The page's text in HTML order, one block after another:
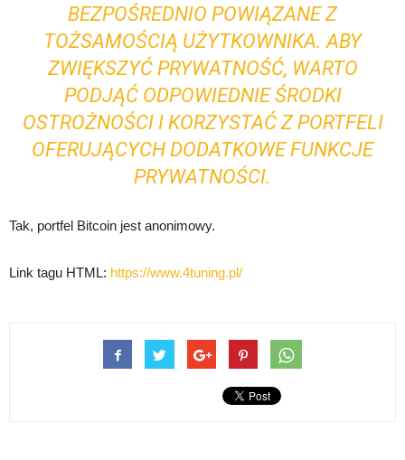
BEZPOŚREDNIO POWIĄZANE Z
TOŻSAMOŚCIĄ UŻYTKOWNIKA. ABY
ZWIĘKSZYĆ PRYWATNOŚĆ, WARTO
PODJĄĆ ODPOWIEDNIE ŚRODKI
OSTROŻNOŚCI I KORZYSTAĆ Z PORTFELI
OFERUJĄCYCH DODATKOWE FUNKCJE
PRYWATNOŚCI.
Tak, portfel Bitcoin jest anonimowy.
Link tagu HTML: https://www.4tuning.pl/